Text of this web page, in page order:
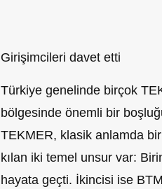
Girişimcileri davet etti
Türkiye genelinde birçok
bölgesinde önemli bir
TEKMER, klasik anlamda
kılan iki temel unsur var:
hayata geçti. İkincisi ise